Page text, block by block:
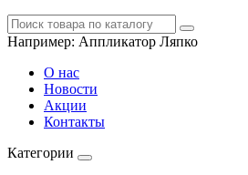
Например: Аппликатор Ляпко
О нас
Новости
Акции
Контакты
Категории